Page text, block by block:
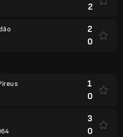
2
2
0
1
0
3
0